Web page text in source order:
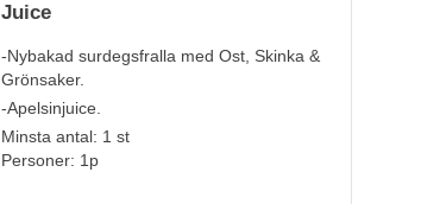
Juice
-Nybakad surdegsfralla med Ost, Skinka &
Grönsaker.
-Apelsinjuice.
Minsta antal: 1 st
Personer: 1p